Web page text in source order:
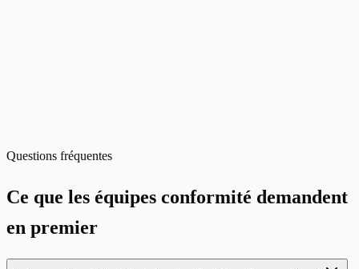
Questions fréquentes
Ce que les équipes conformité demandent
en premier